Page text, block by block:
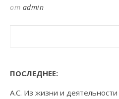
от admin
ПОСЛЕДНЕЕ:
А.С. Из жизни и деятельности